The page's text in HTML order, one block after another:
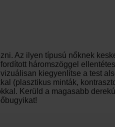
Az ilyen típusú nőknek
háromszöggel
kiegyenlítse a test
(plasztikus minták,
Kerüld a magasabb derekú